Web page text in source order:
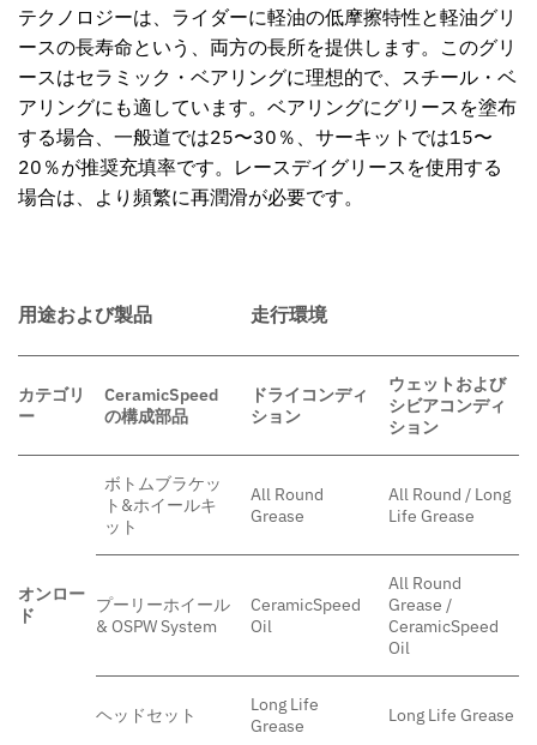
テクノロジーは、ライダーに軽油の低摩擦特性と軽油グリ
ースの長寿命という、両方の長所を提供します。このグリ
ースはセラミック・ベアリングに理想的で、スチール・ベ
アリングにも適しています。ベアリングにグリースを塗布
する場合、一般道では25〜30％、サーキットでは15〜
20％が推奨充填率です。レースデイグリースを使用する
場合は、より頻繁に再潤滑が必要です。
用途および製品 走行環境
カテゴリ
ー
CeramicSpeed
の構成部品
ドライコンディ
ション
ウェットおよび
シビアコンディ
ション
オンロー
ド
ボトムブラケッ
ト&ホイールキ
ット
All Round
Grease
All Round / Long
Life Grease
プーリーホイール
& OSPW System
CeramicSpeed
Oil
All Round
Grease /
CeramicSpeed
Oil
ヘッドセット
Long Life
Grease
Long Life Grease